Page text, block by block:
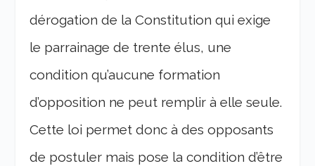
dérogation de la Constitution qui exige
le parrainage de trente élus, une
condition qu’aucune formation
d’opposition ne peut remplir à elle seule.
Cette loi permet donc à des opposants
de postuler mais pose la condition d’être